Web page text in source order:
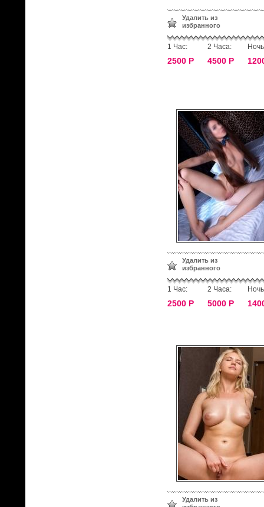
Удалить из
избранного
1 Час:
2500 Р
2 Часа:
4500 Р
Удалить из
избранного
1 Час:
2500 Р
2 Часа:
5000 Р
Удалить из